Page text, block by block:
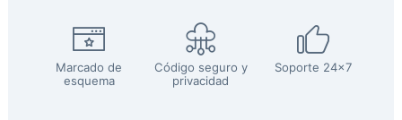
Marcado de
esquema
Código seguro y
privacidad
Soporte 24x7